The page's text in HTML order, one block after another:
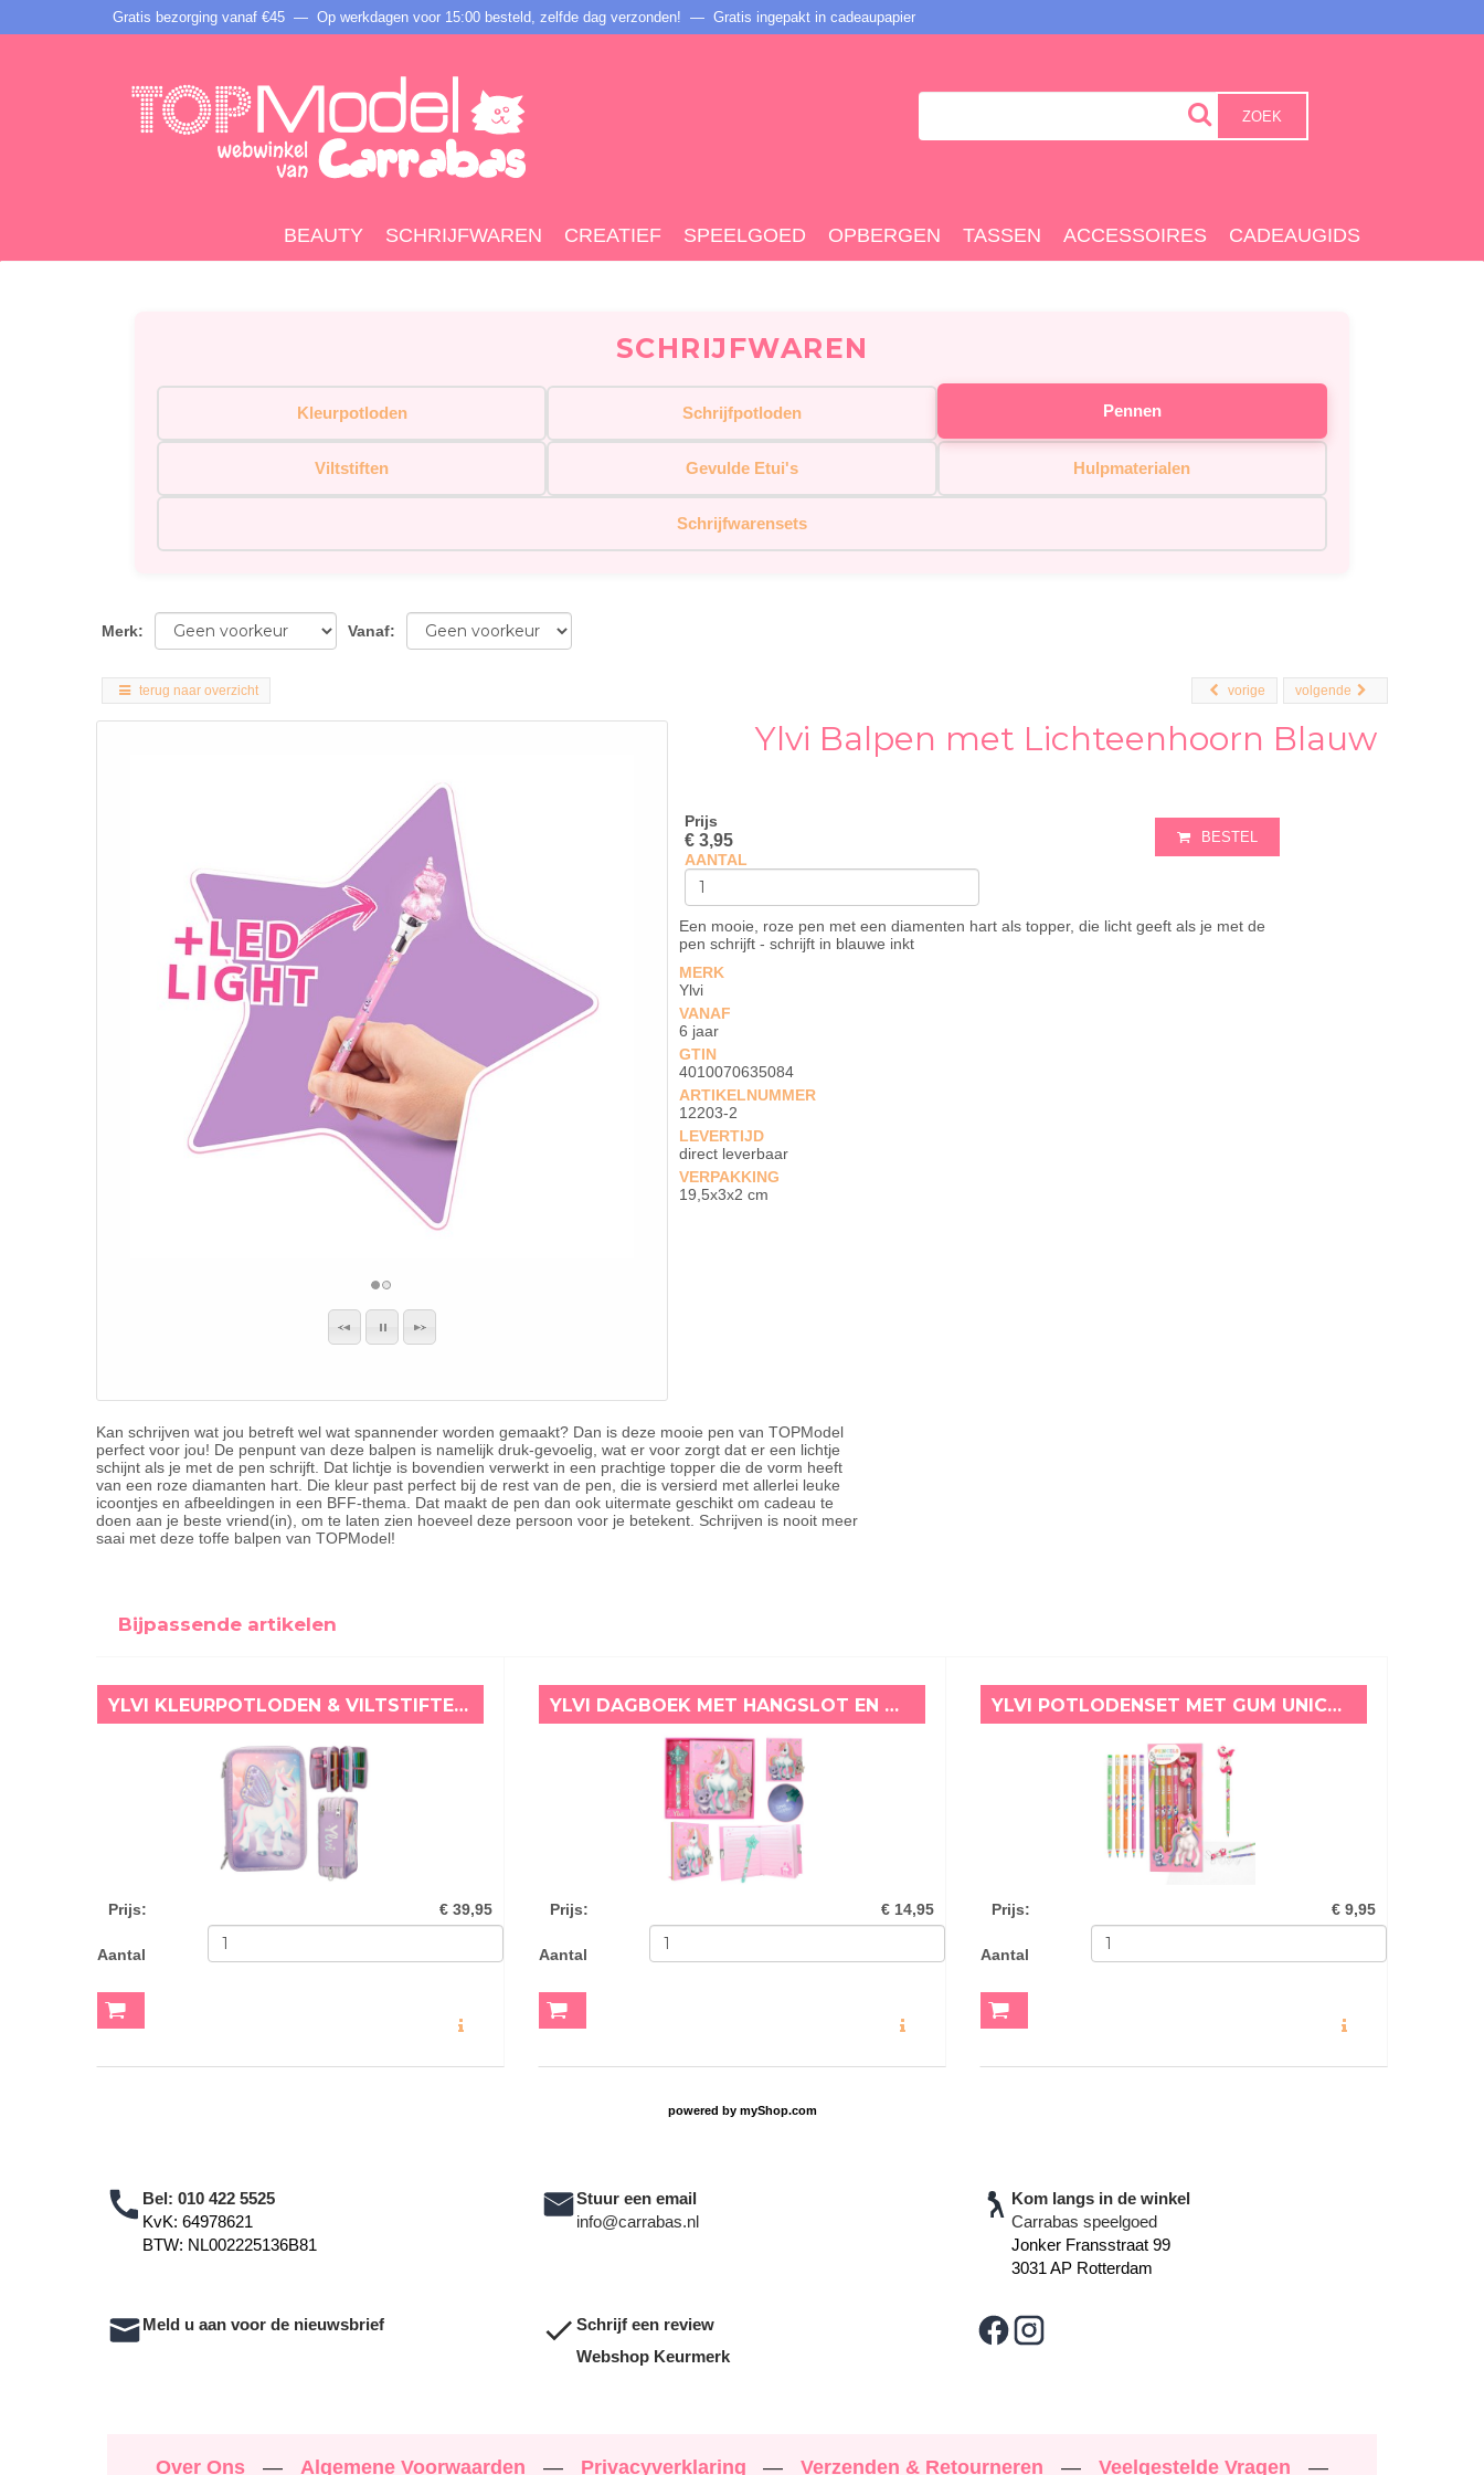
Gratis bezorging vanaf €45 — Op werkdagen voor 15:00 besteld, zelfde dag verzonden! — Gratis ingepakt in cadeaupapier
ZOEK
BEAUTY SCHRIJFWAREN CREATIEF SPEELGOED OPBERGEN TASSEN ACCESSOIRES CADEAUGIDS
SCHRIJFWAREN
Kleurpotloden Schrijfpotloden Pennen
Viltstiften Gevulde Etui's Hulpmaterialen
Schrijfwarensets
Merk: Vanaf:
terug naar overzicht volgende
vorige
Ylvi Balpen met Lichteenhoorn Blauw
Prijs
€ 3,95
AANTAL
BESTEL
Een mooie, roze pen met een diamenten hart als topper, die licht geeft als je met de
pen schrijft - schrijft in blauwe inkt
MERK
Ylvi
VANAF
6 jaar
GTIN
4010070635084
ARTIKELNUMMER
12203-2
LEVERTIJD
direct leverbaar
VERPAKKING
19,5x3x2 cm
Kan schrijven wat jou betreft wel wat spannender worden gemaakt? Dan is deze mooie pen van TOPModel
perfect voor jou! De penpunt van deze balpen is namelijk druk-gevoelig, wat er voor zorgt dat er een lichtje
schijnt als je met de pen schrijft. Dat lichtje is bovendien verwerkt in een prachtige topper die de vorm heeft
van een roze diamanten hart. Die kleur past perfect bij de rest van de pen, die is versierd met allerlei leuke
icoontjes en afbeeldingen in een BFF-thema. Dat maakt de pen dan ook uitermate geschikt om cadeau te
doen aan je beste vriend(in), om te laten zien hoeveel deze persoon voor je betekent. Schrijven is nooit meer
saai met deze toffe balpen van TOPModel!
Bijpassende artikelen
YLVI KLEURPOTLODEN & VILTSTIFTEN ETUI EENHOORN
Prijs: € 39,95
Aantal
YLVI DAGBOEK MET HANGSLOT EN MAGISCHE PEN
Prijs: € 14,95
Aantal
YLVI POTLODENSET MET GUM UNICORN
Prijs: € 9,95
Aantal
powered by myShop.com
Bel: 010 422 5525
KvK: 64978621
BTW: NL002225136B81
Stuur een email
info@carrabas.nl
Kom langs in de winkel
Carrabas speelgoed
Jonker Fransstraat 99
3031 AP Rotterdam
Meld u aan voor de nieuwsbrief
Schrijf een review
Webshop Keurmerk
Over Ons — Algemene Voorwaarden — Privacyverklaring — Verzenden & Retourneren — Veelgestelde Vragen —